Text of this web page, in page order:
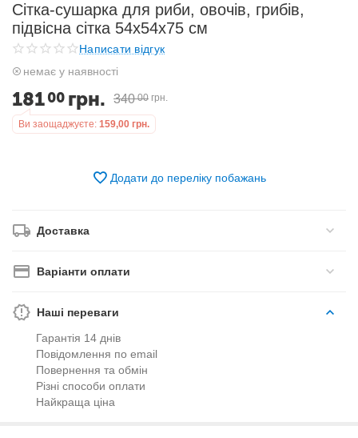
Сітка-сушарка для риби, овочів, грибів,
підвісна сітка 54х54х75 см
Написати відгук
немає у наявності
18100 грн. 340 00 грн.
Ви заощаджуєте: 159,00 грн.
Додати до переліку побажань
Доставка
Варіанти оплати
Наші переваги
Гарантія 14 днів
Повідомлення по email
Повернення та обмін
Різні способи оплати
Найкраща ціна